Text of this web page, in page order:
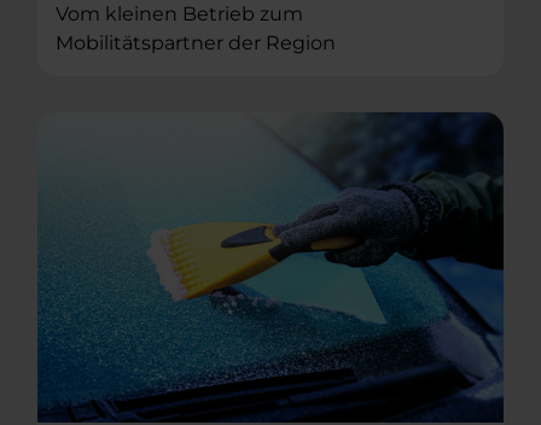
Vom kleinen Betrieb zum
Mobilitätspartner der Region